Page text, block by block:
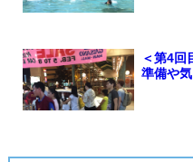
＜第4回
準備や